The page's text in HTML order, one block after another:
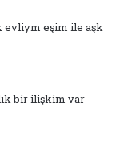
evliym eşim ile aşk
bir ilişkim var